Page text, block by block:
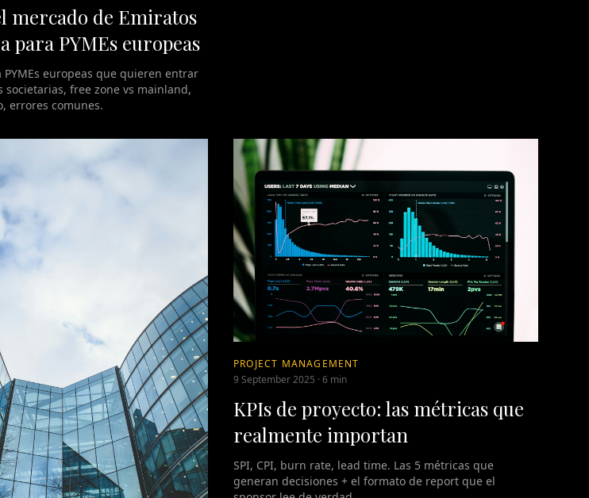
mercado de Emiratos
para PYMEs europeas
PYMEs europeas que quieren entrar
societarias, free zone vs mainland,
errores comunes.
PROJECT MANAGEMENT
9 September 2025 · 6 min
KPIs de proyecto: las métricas que
realmente importan
SPI, CPI, burn rate, lead time. Las 5 métricas que
generan decisiones + el formato de report que el